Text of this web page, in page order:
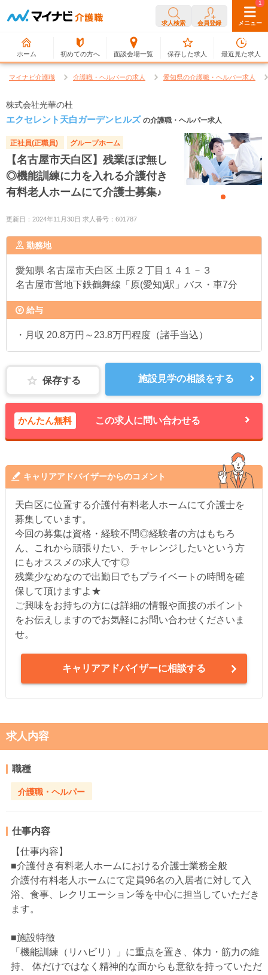
求人検索 会員登録 メニュー
ホーム 初めての方へ 面談会場一覧
0
保存した求人
1
最近見た求人
マイナビ介護職 介護職・ヘルパーの求人 愛知県の介護職・ヘルパー求人
株式会社光華の杜
エクセレント天白ガーデンヒルズ の介護職・ヘルパー求人
正社員(正職員) グループホーム
【名古屋市天白区】残業ほぼ無し
◎機能訓練に力を入れる介護付き
有料老人ホームにて介護士募集♪
更新日：2024年11月30日 求人番号：601787
勤務地
愛知県 名古屋市天白区 土原２丁目１４１－３
名古屋市営地下鉄鶴舞線「原(愛知)駅」バス・車7分
給与
・月収 20.8万円～23.8万円程度（諸手当込）
保存する 施設見学の相談をする
かんたん無料 この求人に問い合わせる
キャリアアドバイザーからのコメント
天白区に位置する介護付有料老人ホームにて介護士を
募集しています。
今回の募集は資格・経験不問◎経験者の方はもちろ
ん、これから頑張りたい、チャレンジしたいという方
にもオススメの求人です◎
残業少なめなので出勤日でもプライベートの時間を確
保して頂けますよ★
ご興味をお持ちの方には詳細の情報や面接のポイント
をお伝えしますのでお気軽にお問い合わせくださいま
せ。
キャリアアドバイザーに相談する
求人内容
職種
介護職・ヘルパー
仕事内容
【仕事内容】
■介護付き有料老人ホームにおける介護士業務全般
介護付有料老人ホームにて定員96名の入居者に対して入
浴、食事、レクリエーション等を中心に担当していただき
ます。
■施設特徴
「機能訓練（リハビリ）」に重点を置き、体力・筋力の維
持、 体だけではなく精神的な面からも意欲を持っていただ